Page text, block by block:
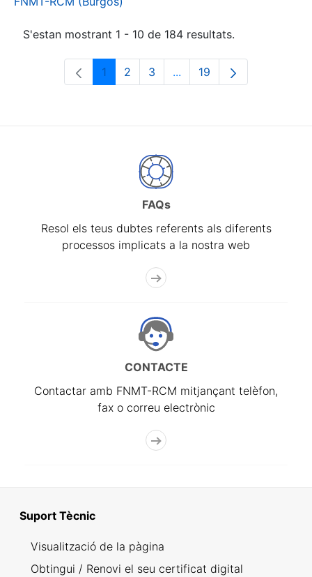
S'estan mostrant 1 - 10 de 184 resultats.
Pàgina
1 Pàgina
2 Pàgina
3 ...Pàgines intermèdies
Pàgina
19
FAQs
Resol els teus dubtes referents als diferents
processos implicats a la nostra web
CONTACTE
Contactar amb FNMT-RCM mitjançant telèfon,
fax o correu electrònic
Suport Tècnic
Visualització de la pàgina
Obtingui / Renovi el seu certificat digital